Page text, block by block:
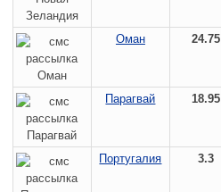
Оман 24.75
Парагвай 18.95
Португалия 3.3